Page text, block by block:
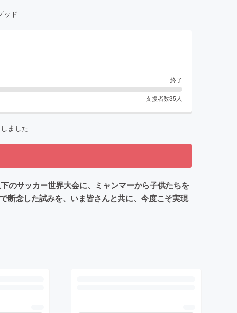
ッド
終了
支援者数35 人
ました
のサッカー世界大会に、ミャンマーから子供たちを
断念した試みを、いま皆さんと共に、今度こそ実現